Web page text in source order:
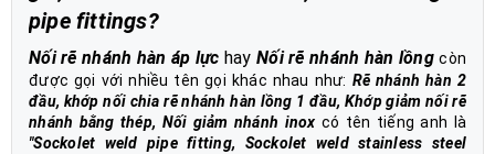
pipe fittings?
Nối rẽ nhánh hàn áp lực hayNối rẽ nhánh hàn lồng còn
được gọi với nhiều tên gọi khác nhau như: Rẽ nhánh hàn 2
đầu, khớp nối chia rẽ nhánh hàn lồng 1 đầu, Khớp giảm nối rẽ
nhánh bằng thép, Nối giảm nhánh inox có tên tiếng anh là
"Sockolet weld pipe fitting, Sockolet weld stainless steel